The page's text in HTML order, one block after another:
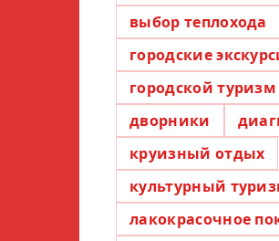
выбор теплохода
городские
городской туризм
дворники
круизный отдых
культурный
лакокрасочное